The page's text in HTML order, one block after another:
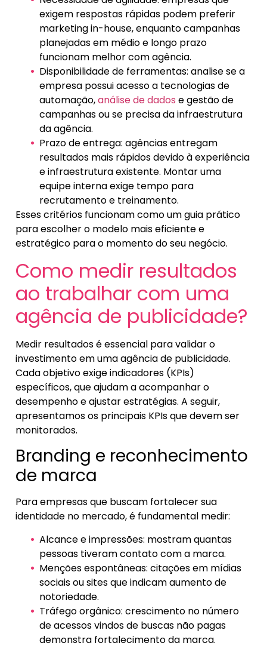
exigem respostas rápidas podem preferir
marketing in-house, enquanto campanhas
planejadas em médio e longo prazo
funcionam melhor com agência.
Disponibilidade de ferramentas: analise se a
empresa possui acesso a tecnologias de
automação,análise de dados e gestão de
campanhas ou se precisa da infraestrutura
da agência.
Prazo de entrega: agências entregam
resultados mais rápidos devido à experiência
e infraestrutura existente. Montar uma
equipe interna exige tempo para
recrutamento e treinamento.
Esses critérios funcionam como um guia prático
para escolher o modelo mais eficiente e
estratégico para o momento do seu negócio.
Como medir resultados
ao trabalhar com uma
agência de publicidade?
Medir resultados é essencial para validar o
investimento em uma agência de publicidade.
Cada objetivo exige indicadores (KPIs)
específicos, que ajudam a acompanhar o
desempenho e ajustar estratégias. A seguir,
apresentamos os principais KPIs que devem ser
monitorados.
Branding e reconhecimento
de marca
Para empresas que buscam fortalecer sua
identidade no mercado, é fundamental medir:
Alcance e impressões: mostram quantas
pessoas tiveram contato com a marca.
Menções espontâneas: citações em mídias
sociais ou sites que indicam aumento de
notoriedade.
Tráfego orgânico: crescimento no número
de acessos vindos de buscas não pagas
demonstra fortalecimento da marca.